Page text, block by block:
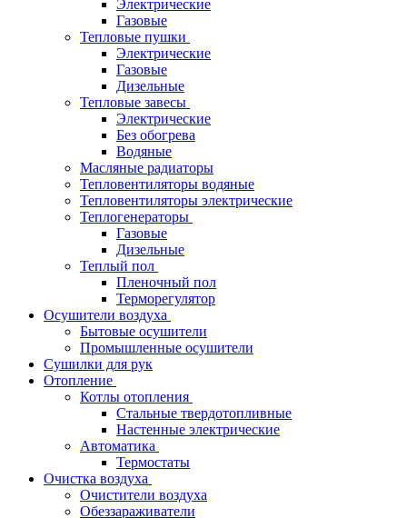
Электрические
Газовые
Тепловые пушки
Электрические
Газовые
Дизельные
Тепловые завесы
Электрические
Без обогрева
Водяные
Масляные радиаторы
Тепловентиляторы водяные
Тепловентиляторы электрические
Теплогенераторы
Газовые
Дизельные
Теплый пол
Пленочный пол
Терморегулятор
Осушители воздуха
Бытовые осушители
Промышленные осушители
Сушилки для рук
Отопление
Котлы отопления
Стальные твердотопливные
Настенные электрические
Автоматика
Термостаты
Очистка воздуха
Очистители воздуха
Обеззараживатели